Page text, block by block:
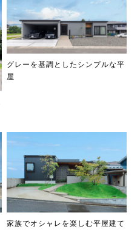
グレーを基調としたシンプルな平
屋
家族でオシャレを楽しむ平屋建て